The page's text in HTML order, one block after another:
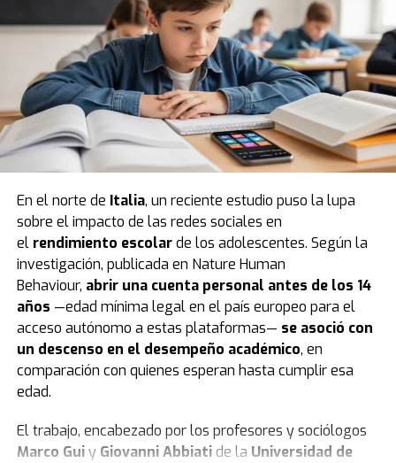
En el norte de Italia, un reciente estudio puso la lupa
sobre el impacto de las redes sociales en
el rendimiento escolarde los adolescentes. Según la
investigación, publicada en Nature Human
Behaviour, abrir una cuenta personal antes de los 14
años —edad mínima legal en el país europeo para el
acceso autónomo a estas plataformas— se asoció con
un descenso en el desempeño académico, en
comparación con quienes esperan hasta cumplir esa
edad.
El trabajo, encabezado por los profesores y sociólogos
Marco Guiy Giovanni Abbiatide la Universidad de